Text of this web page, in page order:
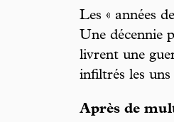
Les « années
Une décennie
livrent une
infiltrés les
Après de